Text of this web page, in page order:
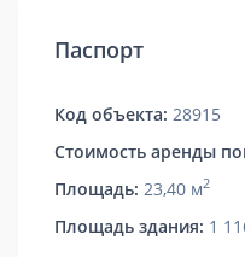
Паспорт
Код объекта: 28915
Стоимость аренды
Площадь: 23,40 м2
Площадь здания: 1